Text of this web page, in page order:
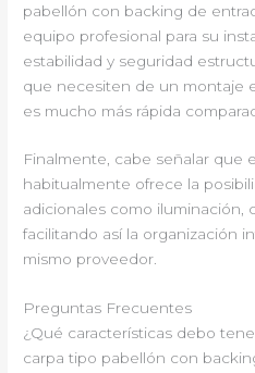
pabellón con backing de
equipo profesional para su
estabilidad y seguridad
que necesiten de un montaje
es mucho más rápida
Finalmente, cabe señalar que
habitualmente ofrece la
adicionales como iluminación,
facilitando así la organización
mismo proveedor.
Preguntas Frecuentes
¿Qué características debo
carpa tipo pabellón con